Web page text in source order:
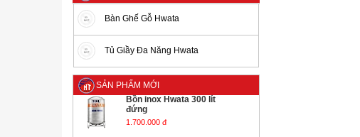
Bàn Ghế Gỗ Hwata
Tủ Giầy Đa Năng Hwata
SẢN PHẨM MỚI
Bồn inox Hwata 300 lít
đứng